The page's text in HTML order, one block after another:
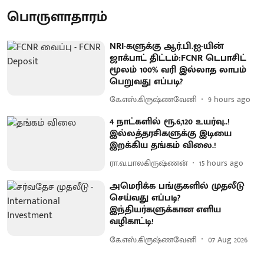
பொருளாதாரம்
NRI-களுக்கு ஆர்.பி.ஐ-யின்
ஜாக்பாட் திட்டம்:FCNR டெபாசிட்
மூலம் 100% வரி இல்லாத லாபம்
பெறுவது எப்படி?
கே.எஸ்.கிருஷ்ணவேனி 9 hours ago
4 நாட்களில் ரூ.6,120 உயர்வு..!
இல்லத்தரசிகளுக்கு இடியை
இறக்கிய தங்கம் விலை.!
ரா.வ.பாலகிருஷ்ணன் 15 hours ago
அமெரிக்க பங்குகளில் முதலீடு
செய்வது எப்படி?
இந்தியர்களுக்கான எளிய
வழிகாட்டி!
கே.எஸ்.கிருஷ்ணவேனி 07 Aug 2026